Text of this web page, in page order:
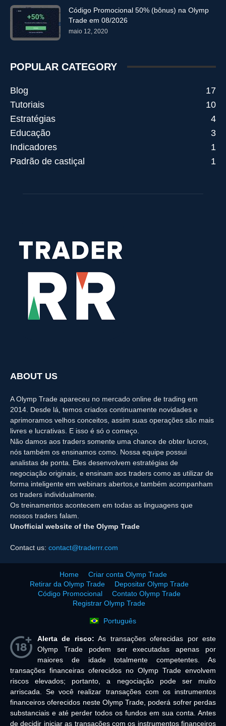
Código Promocional 50% (bônus) na Olymp
Trade em 08/2026
maio 12, 2020
POPULAR CATEGORY
Blog
17
Tutoriais
10
Estratégias
4
Educação
3
Indicadores
1
Padrão de castiçal
1
ABOUT US
A Olymp Trade apareceu no mercado online de trading em
2014. Desde lá, temos criados continuamente novidades e
aprimoramos velhos conceitos, assim suas operações são mais
livres e lucrativas. E isso é só o começo.
Não damos aos traders somente uma chance de obter lucros,
nós também os ensinamos como. Nossa equipe possui
analistas de ponta. Eles desenvolvem estratégias de
negociação originais, e ensinam aos traders como as utilizar de
forma inteligente em webinars abertos,e também acompanham
os traders individualmente.
Os treinamentos acontecem em todas as linguagens que
nossos traders falam.
Unofficial website of the Olymp Trade
Contact us: contact@traderrr.com
Home
Criar conta Olymp Trade
Retirar da Olymp Trade
Depositar Olymp Trade
Código Promocional
Contato Olymp Trade
Registrar Olymp Trade
Português
Alerta de risco: As transações oferecidas por este
Olymp Trade podem ser executadas apenas por
maiores de idade totalmente competentes. As
transações financeiras oferecidos no Olymp Trade envolvem
riscos elevados; portanto, a negociação pode ser muito
arriscada. Se você realizar transações com os instrumentos
financeiros oferecidos neste Olymp Trade, poderá sofrer perdas
substanciais e até perder todos os fundos em sua conta. Antes
de decidir iniciar as transações com os instrumentos financeiros